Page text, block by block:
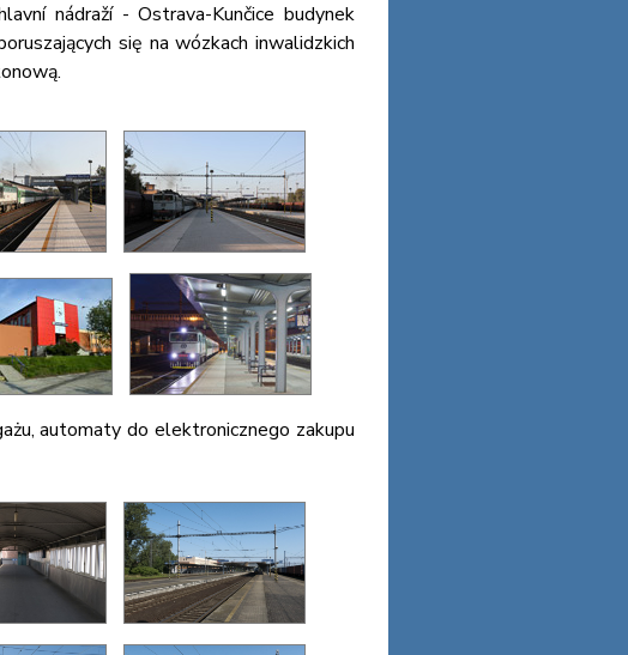
nádraží - Ostrava-Kunčice budynek
się na wózkach inwalidzkich
automaty do elektronicznego zakupu